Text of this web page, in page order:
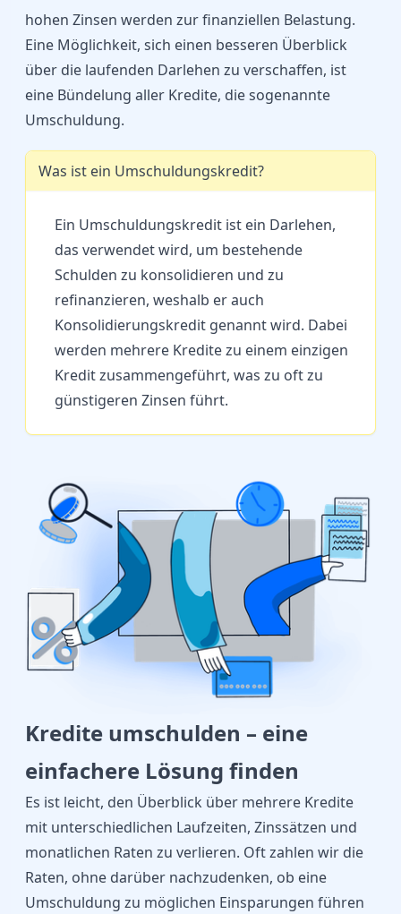
hohen Zinsen werden zur finanziellen Belastung.
Eine Möglichkeit, sich einen besseren Überblick
über die laufenden Darlehen zu verschaffen, ist
eine Bündelung aller Kredite, die sogenannte
Umschuldung.
Was ist ein Umschuldungskredit?
Ein Umschuldungskredit ist ein Darlehen,
das verwendet wird, um bestehende
Schulden zu konsolidieren und zu
refinanzieren, weshalb er auch
Konsolidierungskredit genannt wird. Dabei
werden mehrere Kredite zu einem einzigen
Kredit zusammengeführt, was zu oft zu
günstigeren Zinsen führt.
Kredite umschulden – eine
einfachere Lösung finden
Es ist leicht, den Überblick über mehrere Kredite
mit unterschiedlichen Laufzeiten, Zinssätzen und
monatlichen Raten zu verlieren. Oft zahlen wir die
Raten, ohne darüber nachzudenken, ob eine
Umschuldung zu möglichen Einsparungen führen